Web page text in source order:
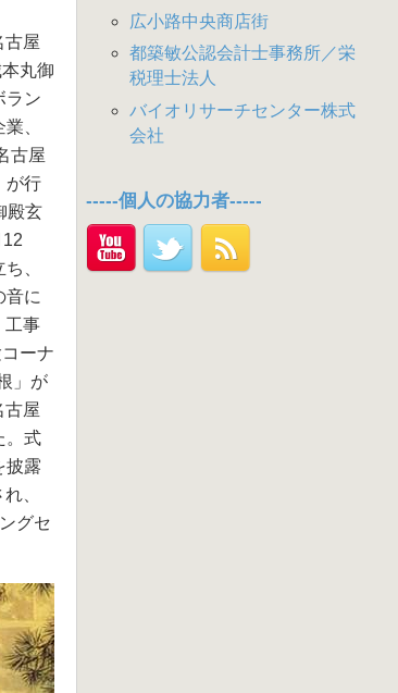
古屋
丸御
ラン
、
古屋
が行
殿玄
、
音に
工事
ーナ
」が
古屋
。式
披露
、
グセ
広小路中央商店街
都築敏公認会計士事務所／栄
税理士法人
バイオリサーチセンター株式
会社
-----個人の協力者-----